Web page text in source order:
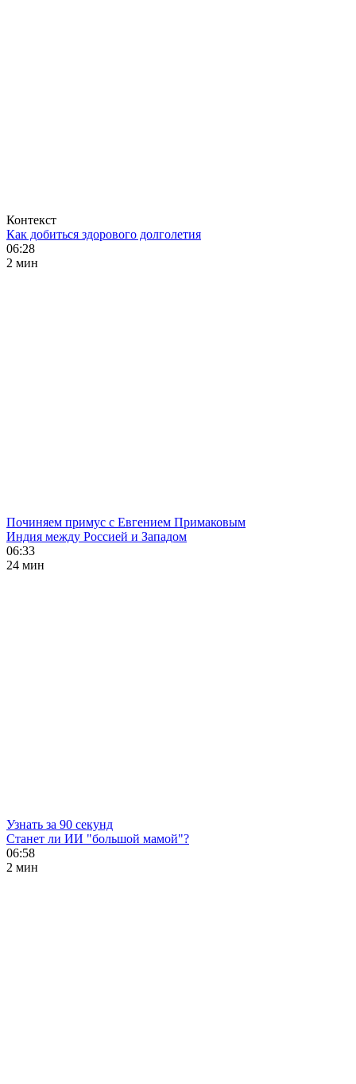
Контекст
Как добиться здорового долголетия
06:28
2 мин
Починяем примус с Евгением Примаковым
Индия между Россией и Западом
06:33
24 мин
Узнать за 90 секунд
Станет ли ИИ "большой мамой"?
06:58
2 мин